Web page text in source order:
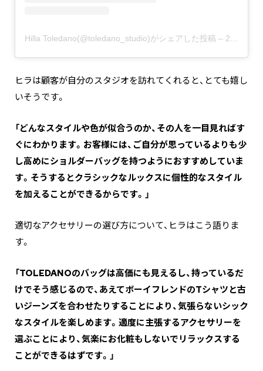
Hilla Toledano(@toledano_studio)がシェアした投稿 – 2020年 7月月30日午後10時45分PDT
ヒラは顧客が自分のスタジオを訪れてくれると、とても嬉し
いそうです。
「どんなスタイルや色が似合うのか、その人を一目見ればす
ぐにわかります。お客様には、ご自分が思っているよりも少
し高めにショルダーバッグを持つようにおすすめしていま
す。そうするとクラシックなルックスに個性的なスタイル
を加えることができるからです。」
適切なアクセサリーの選び方について、ヒラはこう語りま
す。
「TOLEDANOのバッグは高価にも見えるし、持っているだ
けでそう感じるので、あえてボーイフレンドのTシャツと古
いジーンズを合わせたりすることにより、気張らないシック
なスタイルを楽しめます。適度に主張するアクセサリーを
選ぶことにより、気楽にお化粧もしないでリラックスする
ことができるはずです。」